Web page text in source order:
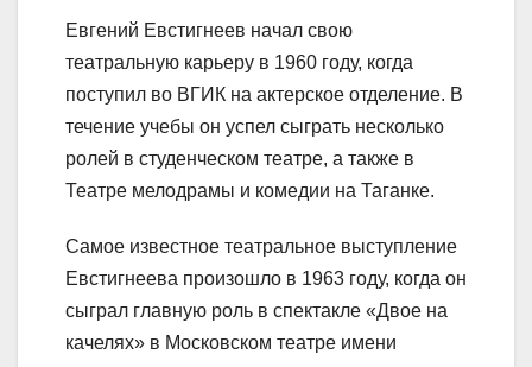
Евгений Евстигнеев начал свою
театральную карьеру в 1960 году, когда
поступил во ВГИК на актерское отделение. В
течение учебы он успел сыграть несколько
ролей в студенческом театре, а также в
Театре мелодрамы и комедии на Таганке.
Самое известное театральное выступление
Евстигнеева произошло в 1963 году, когда он
сыграл главную роль в спектакле «Двое на
качелях» в Московском театре имени